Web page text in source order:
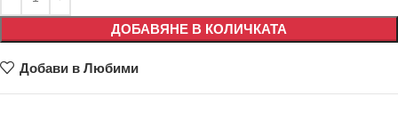
ДОБАВЯНЕ В КОЛИЧКАТА
Добави в Любими